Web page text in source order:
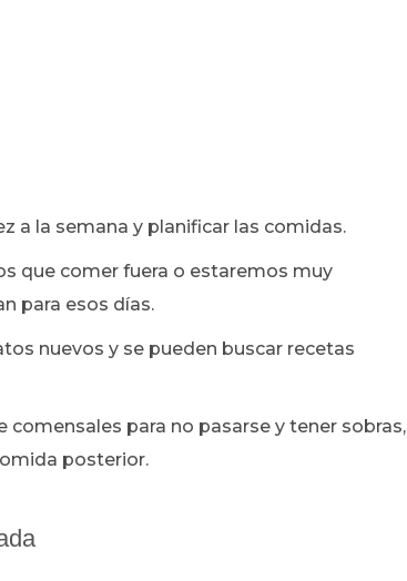
a la semana y planificar las comidas.
que comer fuera o estaremos muy
para esos días.
nuevos y se pueden buscar recetas
para no pasarse y tener sobras,
posterior.